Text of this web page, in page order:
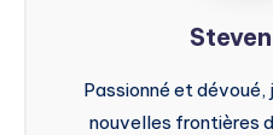
Passionné et
nouvelles frontières